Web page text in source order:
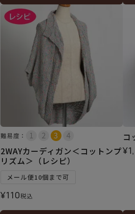
難易度：
2WAYカーディガン＜コットンプ
リズム＞（レシピ）
メール便10個まで可
¥110税込
コ
¥